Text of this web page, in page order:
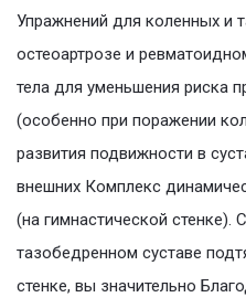
Упражнений для коленных и
остеоартрозе и
тела для уменьшения риска
(особенно при поражении
развития подвижности в
внешних Комплекс
(на гимнастической стенке).
тазобедренном суставе
стенке, вы значительно